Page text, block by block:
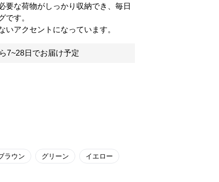
要な荷物がしっかり収納でき、毎日
です。
いアクセントになっています。
7~28日でお届け予定
ラウン グリーン イエロー